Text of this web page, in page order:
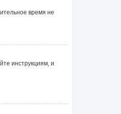
время не
инструкциям, и